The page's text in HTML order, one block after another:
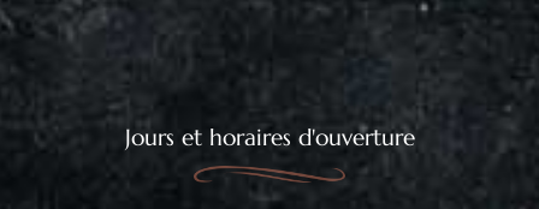
Jours et horaires d'ouverture